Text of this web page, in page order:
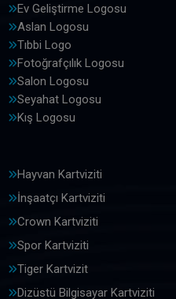
Ev Geliştirme Logosu
Aslan Logosu
Tıbbi Logo
Fotoğrafçılık Logosu
Salon Logosu
Seyahat Logosu
Kış Logosu
Hayvan Kartviziti
İnşaatçı Kartviziti
Crown Kartviziti
Spor Kartviziti
Tiger Kartvizit
Dizüstü Bilgisayar Kartviziti